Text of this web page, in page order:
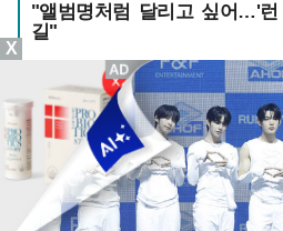
"앨범명처럼 달리고 싶어…'
길"
X